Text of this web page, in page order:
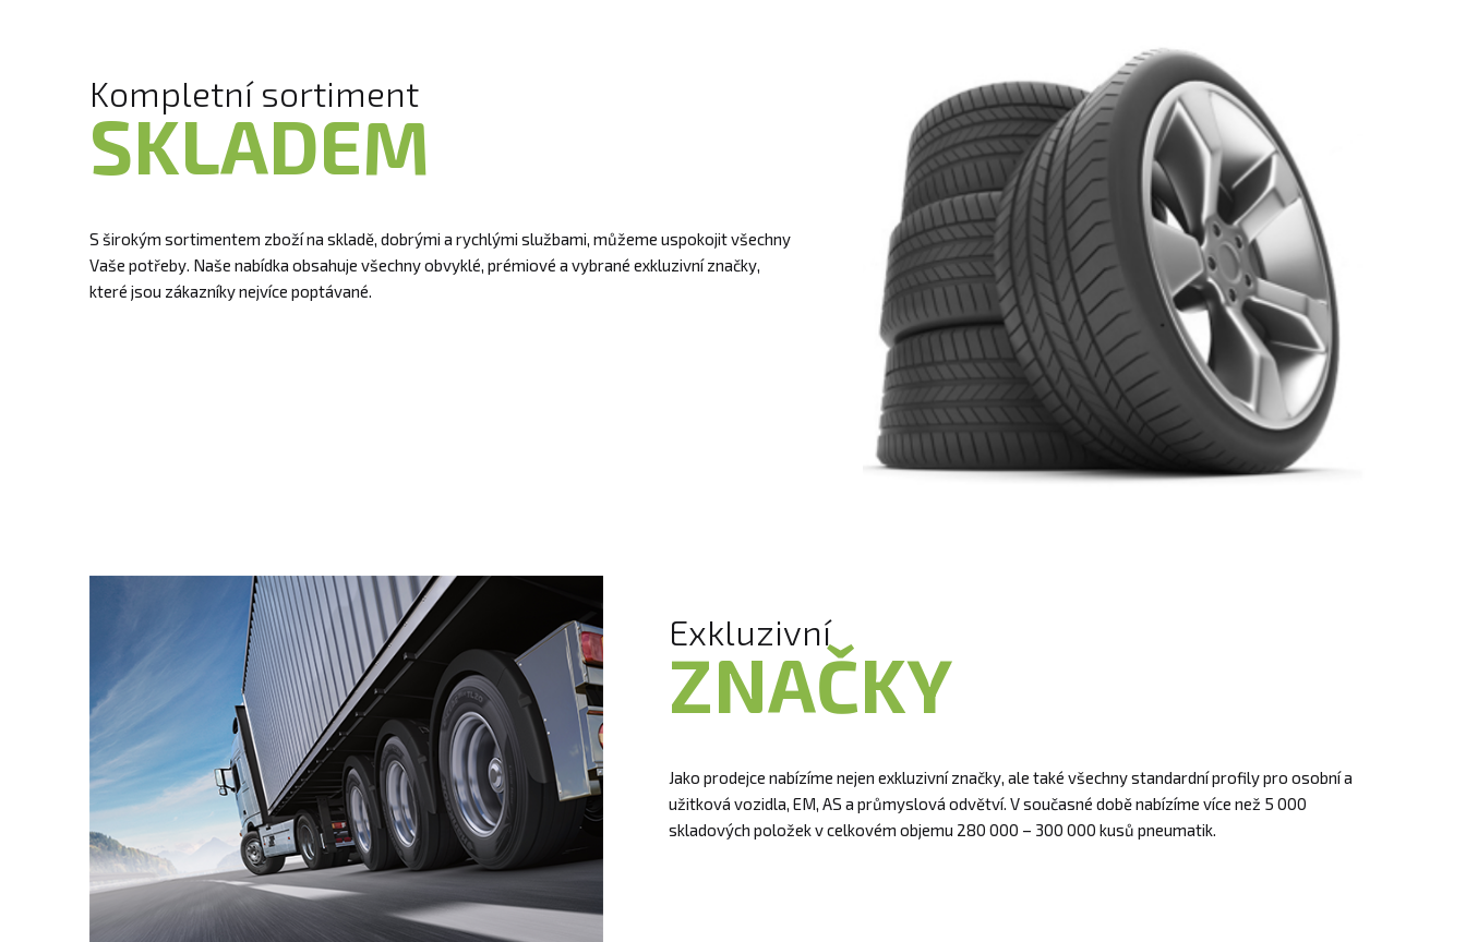
Kompletní sortiment
SKLADEM
S širokým sortimentem zboží na skladě, dobrými a rychlými službami, můžeme uspokojit všechny
Vaše potřeby. Naše nabídka obsahuje všechny obvyklé, prémiové a vybrané exkluzivní značky,
které jsou zákazníky nejvíce poptávané.
Exkluzivní
ZNAČKY
Jako prodejce nabízíme nejen exkluzivní značky, ale také všechny standardní profily pro osobní a
užitková vozidla, EM, AS a průmyslová odvětví. V současné době nabízíme více než 5 000
skladových položek v celkovém objemu 280 000 – 300 000 kusů pneumatik.